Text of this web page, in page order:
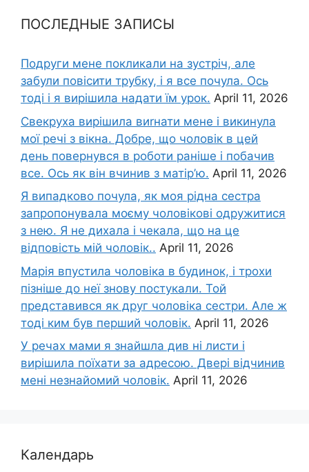
ПОСЛЕДНЫЕ ЗАПИСЫ
Подруги мене покликали на зустріч, але
забули повісити трубку, і я все почула. Ось
тоді і я вирішила надати їм урок. April 11, 2026
Свекруха вирішила виrнати мене і викинула
мої речі з вікна. Добре, що чоловік в цей
день повернувся в роботи раніше і побачив
все. Ось як він вчинив з матір’ю. April 11, 2026
Я випадково почула, як моя рідна сестра
запропонувала моєму чоловікові одружитися
з нею. Я не дихала і чекала, що на це
відповість мій чоловік.. April 11, 2026
Марія впустила чоловіка в будинок, і трохи
пізніше до неї знову постукали. Той
представився як друг чоловіка сестри. Але ж
тоді ким був перший чоловік. April 11, 2026
У речах мами я знайшла див ні листи і
вирішила поїхати за адресою. Двері відчинив
мені незнайомий чоловік. April 11, 2026
Календарь